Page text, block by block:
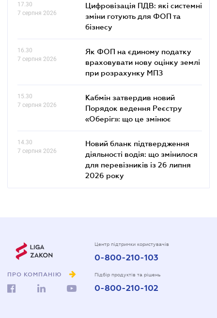
17.30
7 серпня 2026
Цифровізація ПДВ: які системні
зміни готують для ФОП та
бізнесу
16.30
7 серпня 2026
Як ФОП на єдиному податку
враховувати нову оцінку землі
при розрахунку МПЗ
15.30
7 серпня 2026
Кабмін затвердив новий
Порядок ведення Реєстру
«Оберіг»: що це змінює
14.30
7 серпня 2026
Новий бланк підтвердження
діяльності водія: що змінилося
для перевізників із 26 липня
2026 року
ПРО КОМПАНІЮ
Центр підтримки користувачів
0-800-210-103
Підбір продуктів та рішень
0-800-210-102